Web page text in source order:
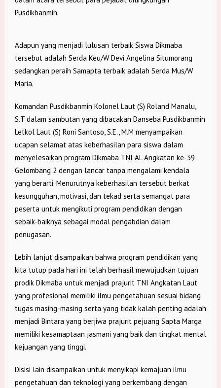
Pusdikbanmin.
Adapun yang menjadi lulusan terbaik Siswa Dikmaba
tersebut adalah Serda Keu/W Devi Angelina Situmorang
sedangkan peraih Samapta terbaik adalah Serda Mus/W
Maria.
Komandan Pusdikbanmin Kolonel Laut (S) Roland Manalu,
S.T dalam sambutan yang dibacakan Danseba Pusdikbanmin
Letkol Laut (S) Roni Santoso, S.E., M.M menyampaikan
ucapan selamat atas keberhasilan para siswa dalam
menyelesaikan program Dikmaba TNI AL Angkatan ke-39
Gelombang 2 dengan lancar tanpa mengalami kendala
yang berarti. Menurutnya keberhasilan tersebut berkat
kesungguhan, motivasi, dan tekad serta semangat para
peserta untuk mengikuti program pendidikan dengan
sebaik-baiknya sebagai modal pengabdian dalam
penugasan.
Lebih lanjut disampaikan bahwa program pendidikan yang
kita tutup pada hari ini telah berhasil mewujudkan tujuan
prodik Dikmaba untuk menjadi prajurit TNI Angkatan Laut
yang profesional memiliki ilmu pengetahuan sesuai bidang
tugas masing-masing serta yang tidak kalah penting adalah
menjadi Bintara yang berjiwa prajurit pejuang Sapta Marga
memiliki kesamaptaan jasmani yang baik dan tingkat mental
kejuangan yang tinggi.
Disisi lain disampaikan untuk menyikapi kemajuan ilmu
pengetahuan dan teknologi yang berkembang dengan